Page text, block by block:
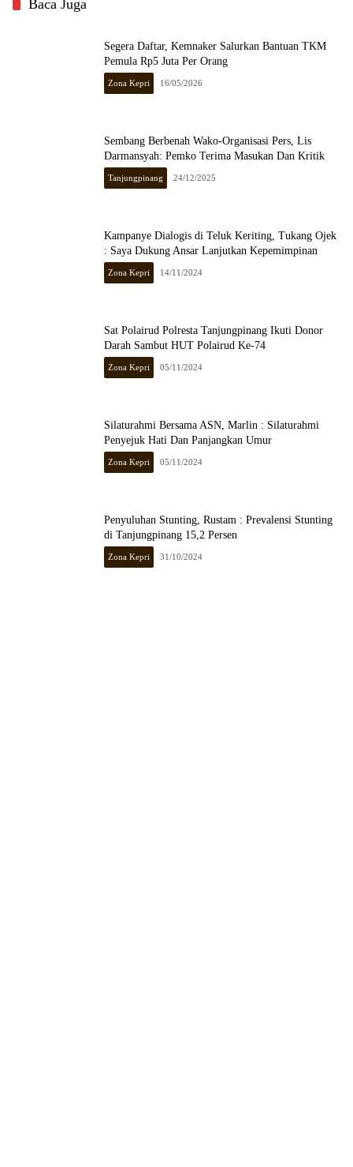
Baca Juga
Segera Daftar, Kemnaker Salurkan Bantuan TKM
Pemula Rp5 Juta Per Orang
Zona Kepri 16/05/2026
Sembang Berbenah Wako-Organisasi Pers, Lis
Darmansyah: Pemko Terima Masukan Dan Kritik
Tanjungpinang 24/12/2025
Kampanye Dialogis di Teluk Keriting, Tukang Ojek
: Saya Dukung Ansar Lanjutkan Kepemimpinan
Zona Kepri 14/11/2024
Sat Polairud Polresta Tanjungpinang Ikuti Donor
Darah Sambut HUT Polairud Ke-74
Zona Kepri 05/11/2024
Silaturahmi Bersama ASN, Marlin : Silaturahmi
Penyejuk Hati Dan Panjangkan Umur
Zona Kepri 05/11/2024
Penyuluhan Stunting, Rustam : Prevalensi Stunting
di Tanjungpinang 15,2 Persen
Zona Kepri 31/10/2024